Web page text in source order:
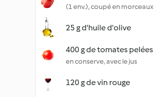
(1 env.), coupé en morceaux
25 g d'huile d'olive
400 g de tomates pelées
en conserve, avec le jus
120 g de vin rouge